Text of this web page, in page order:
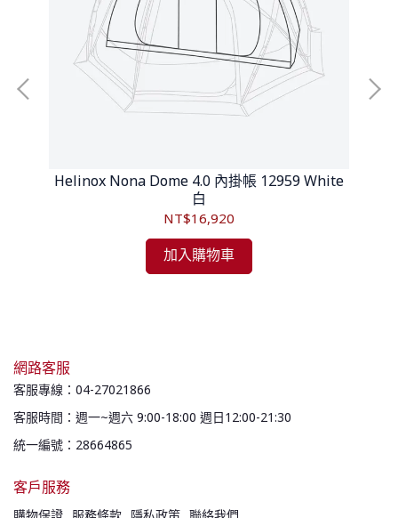
Helinox Nona Dome 4.0 內掛帳 12959 White
白
NT$16,920
加入購物車
網路客服
客服專線：04-27021866
客服時間：週一~週六 9:00-18:00 週日12:00-21:30
統一編號：28664865
客戶服務